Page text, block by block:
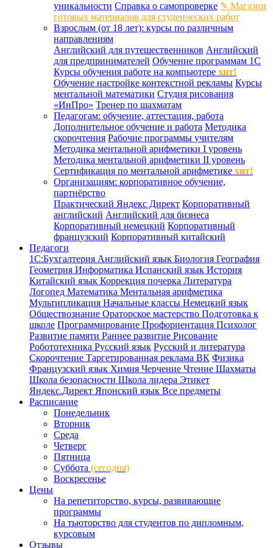
уникальности Справка о самопроверке ✎ Магазин
готовых материалов для студенческих работ
Взрослым (от 18 лет): курсы по различным
направлениям
Английский для путешественников Английский
для предпринимателей Обучение программам 1С
Курсы обучения работе на компьютере хит!
Обучение настройке контекстной рекламы Курсы
ментальной математики Студия рисования
«ИнПро» Тренер по шахматам
Педагогам: обучение, аттестация, работа
Дополнительное обучение и работа Методика
скорочтения Рабочие программы учителям
Методика ментальной арифметики I уровень
Методика ментальной арифметики II уровень
Сертификация по ментальной арифметике хит!
Организациям: корпоративное обучение,
партнёрство
Практический Яндекс Директ Корпоративный
английский Английский для бизнеса
Корпоративный немецкий Корпоративный
французский Корпоративный китайский
Педагоги
1С:Бухгалтерия Английский язык Биология География
Геометрия Информатика Испанский язык История
Китайский язык Коррекция почерка Литература
Логопед Математика Ментальная арифметика
Мультипликация Начальные классы Немецкий язык
Обществознание Ораторское мастерство Подготовка к
школе Программирование Профориентация Психолог
Развитие памяти Раннее развитие Рисование
Робототехника Русский язык Русский и литература
Скорочтение Таргетированная реклама ВК Физика
Французский язык Химия Черчение Чтение Шахматы
Школа безопасности Школа лидера Этикет
Яндекс.Директ Японский язык Все предметы
Расписание
Понедельник
Вторник
Среда
Четверг
Пятница
Суббота (сегодня)
Воскресенье
Цены
На репетиторство, курсы, развивающие
программы
На тьюторство для студентов по дипломным,
курсовым
Отзывы